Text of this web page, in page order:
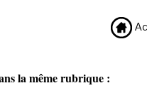
la même rubrique :